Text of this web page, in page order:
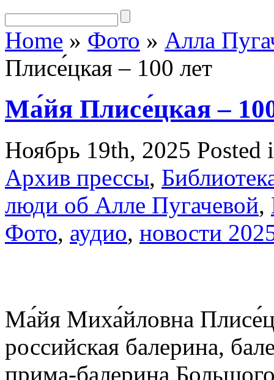
Home » Фото » Алла
Плисе́цкая – 100 лет
Ма́йя Плисе́цкая –
Ноябрь 19th, 2025 Posted
Архив прессы,
люди об Алле Пугачевой,
Фото, аудио, новости
Ма́йя Миха́йловна
российская балерина,
прима-балерина